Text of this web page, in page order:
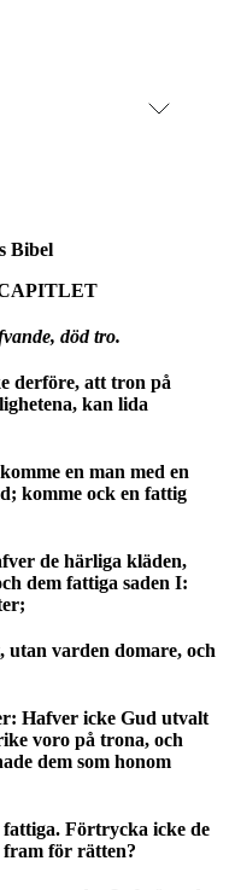
Bibel
död tro.
derföre, att tron på
kan lida
en man med en
komme ock en fattig
de härliga kläden,
dem fattiga saden I:
utan varden domare, och
Hafver icke Gud utvalt
voro på trona, och
dem som honom
Förtrycka icke de
fram för rätten?